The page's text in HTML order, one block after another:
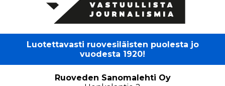
Luotettavasti ruovesiläisten puolesta jo
vuodesta 1920!
Ruoveden Sanomalehti Oy